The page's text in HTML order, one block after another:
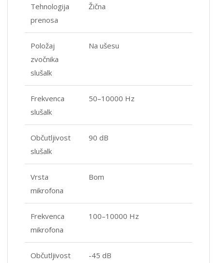
Tehnologija
prenosa
Žična
Položaj
zvočnika
slušalk
Na ušesu
Frekvenca
slušalk
50–10000 Hz
Občutljivost
slušalk
90 dB
Vrsta
mikrofona
Bom
Frekvenca
mikrofona
100–10000 Hz
Občutljivost
-45 dB